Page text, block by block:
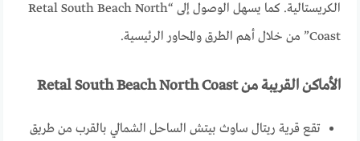
الكريستالية. كما يسهل الوصول إلى “Retal South Beach North
Coast” من خلال أهم الطرق والمحاور الرئيسية.
الأماكن القريبة من Retal South Beach North Coast
تقع قرية ريتال ساوث بيتش الساحل الشمالي بالقرب من طريق